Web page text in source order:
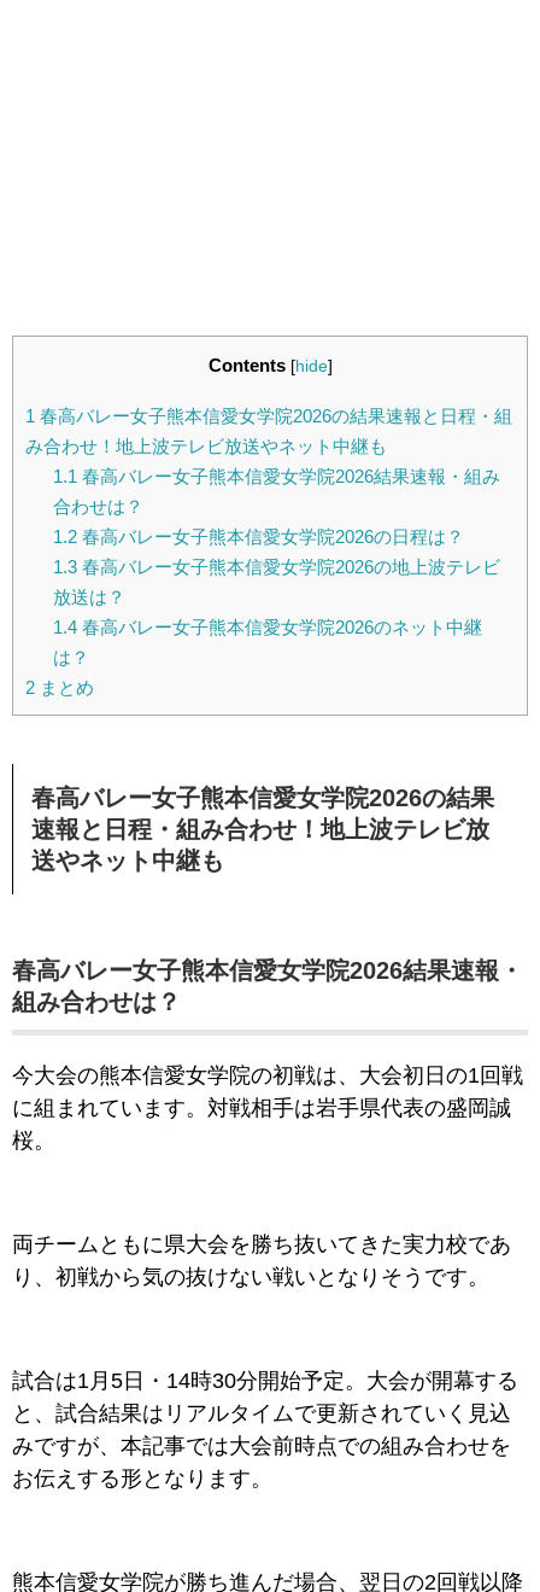
Contents [hide]
1 春高バレー女子熊本信愛女学院2026の結果速報と日程・組
み合わせ！地上波テレビ放送やネット中継も
1.1 春高バレー女子熊本信愛女学院2026結果速報・組み
合わせは？
1.2春高バレー女子熊本信愛女学院2026の日程は？
1.3春高バレー女子熊本信愛女学院2026の地上波テレビ
放送は？
1.4春高バレー女子熊本信愛女学院2026のネット中継
は？
2 まとめ
春高バレー女子熊本信愛女学院2026の結果
速報と日程・組み合わせ！地上波テレビ放
送やネット中継も
春高バレー女子熊本信愛女学院2026結果速報・
組み合わせは？
今大会の熊本信愛女学院の初戦は、大会初日の1回戦
に組まれています。対戦相手は岩手県代表の盛岡誠
桜。
両チームともに県大会を勝ち抜いてきた実力校であ
り、初戦から気の抜けない戦いとなりそうです。
試合は1月5日・14時30分開始予定。大会が開幕する
と、試合結果はリアルタイムで更新されていく見込
みですが、本記事では大会前時点での組み合わせを
お伝えする形となります。
熊本信愛女学院が勝ち進んだ場合、翌日の2回戦以降